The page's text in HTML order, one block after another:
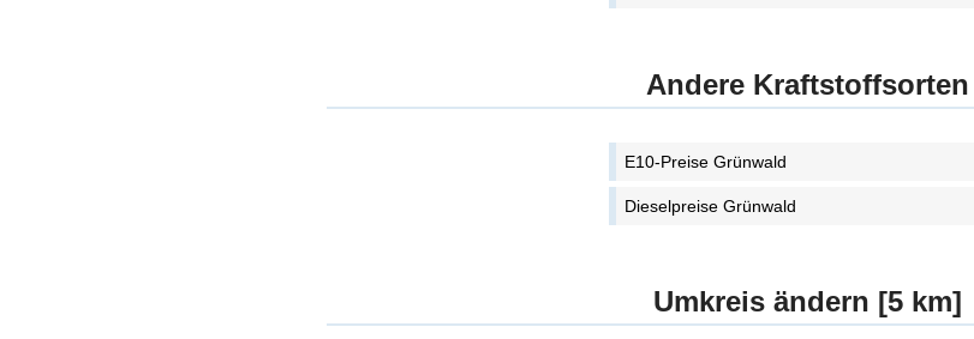
Andere Kraftstoffsorten
E10-Preise Grünwald
Dieselpreise Grünwald
Umkreis ändern [5 km]